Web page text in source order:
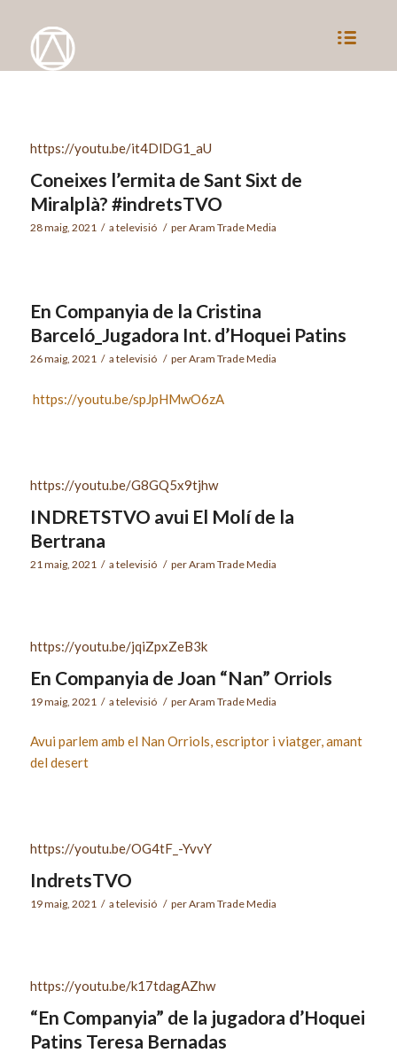
https://youtu.be/it4DlDG1_aU
Coneixes l’ermita de Sant Sixt de
Miralplà? #indretsTVO
28 maig, 2021 / a televisió / perAram Trade Media
En Companyia de la Cristina
Barceló_Jugadora Int. d’Hoquei Patins
26 maig, 2021 / a televisió / perAram Trade Media
https://youtu.be/spJpHMwO6zA
https://youtu.be/G8GQ5x9tjhw
INDRETSTVO avui El Molí de la
Bertrana
21 maig, 2021 / a televisió / perAram Trade Media
https://youtu.be/jqiZpxZeB3k
En Companyia de Joan “Nan” Orriols
19 maig, 2021 / a televisió / perAram Trade Media
Avui parlem amb el Nan Orriols, escriptor i viatger, amant
del desert
https://youtu.be/OG4tF_-YvvY
IndretsTVO
19 maig, 2021 / a televisió / perAram Trade Media
https://youtu.be/k17tdagAZhw
“En Companyia” de la jugadora d’Hoquei
Patins Teresa Bernadas